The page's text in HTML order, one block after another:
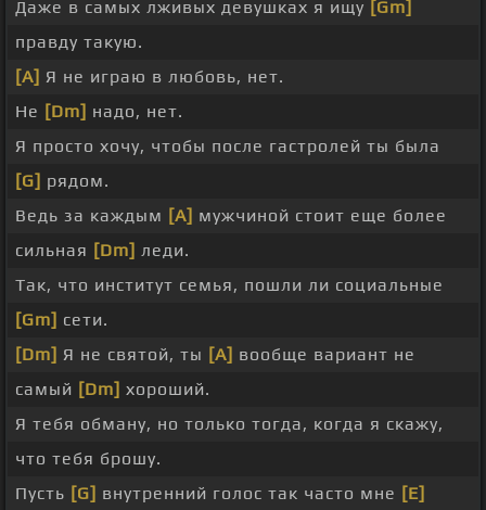
Даже в самых лживых девушках я ищу [Gm]
правду такую.
[A] Я не играю в любовь, нет.
Не [Dm] надо, нет.
Я просто хочу, чтобы после гастролей ты была
[G] рядом.
Ведь за каждым [A] мужчиной стоит еще более
сильная [Dm] леди.
Так, что институт семья, пошли ли социальные
[Gm] сети.
[Dm] Я не святой, ты [A] вообще вариант не
самый [Dm] хороший.
Я тебя обману, но только тогда, когда я скажу,
что тебя брошу.
Пусть [G] внутренний голос так часто мне [E]